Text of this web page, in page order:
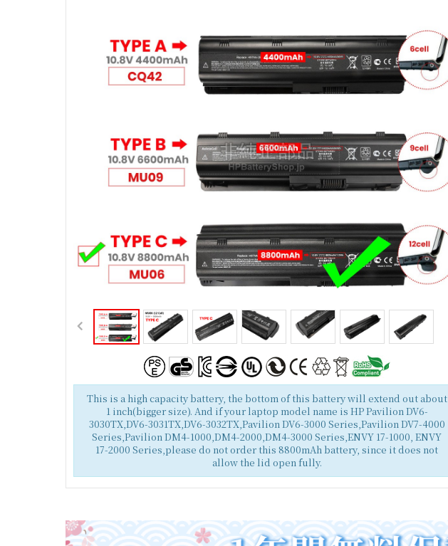
This is a high capacity battery, the bottom of this battery will extend out about
1 inch(bigger size). And if your laptop model name is HP Pavilion DV6-
3030TX,DV6-3031TX,DV6-3032TX,Pavilion DV6-3000 Series,Pavilion DV7-4000
Series,Pavilion DM4-1000,DM4-2000,DM4-3000 Series,ENVY 17-1000, ENVY
17-2000 Series,please do not order this 8800mAh battery, since it does not
allow the lid open fully.